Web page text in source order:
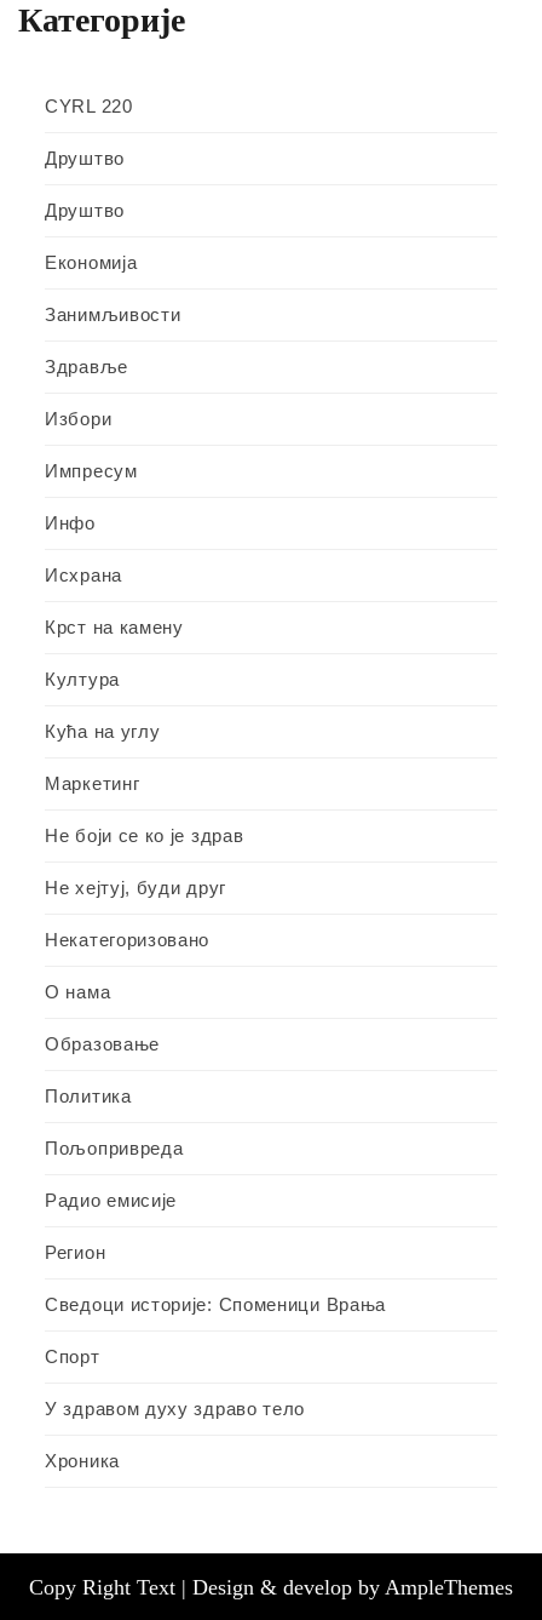
Категорије
CYRL 220
Друштво
Друштво
Економија
Занимљивости
Здравље
Избори
Импресум
Инфо
Исхрана
Крст на камену
Култура
Кућа на углу
Маркетинг
Не боји се ко је здрав
Не хејтуј, буди друг
Некатегоризовано
О нама
Образовање
Политика
Пољопривреда
Радио емисије
Регион
Сведоци историје: Споменици Врања
Спорт
У здравом духу здраво тело
Хроника
Copy Right Text | Design & develop by AmpleThemes